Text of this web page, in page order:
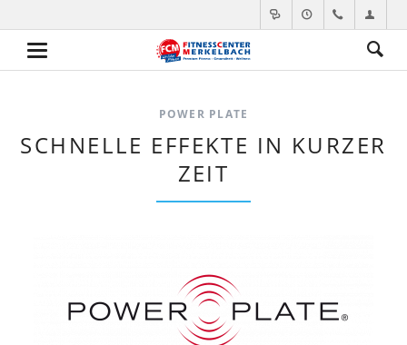
POWER PLATE
SCHNELLE EFFEKTE IN KURZER
ZEIT